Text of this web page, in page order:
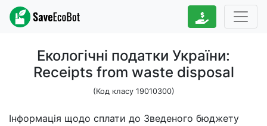
Екологічні податки України:
Receipts from waste disposal
(Код класу 19010300)
Інформація щодо сплати до Зведеного бюджету